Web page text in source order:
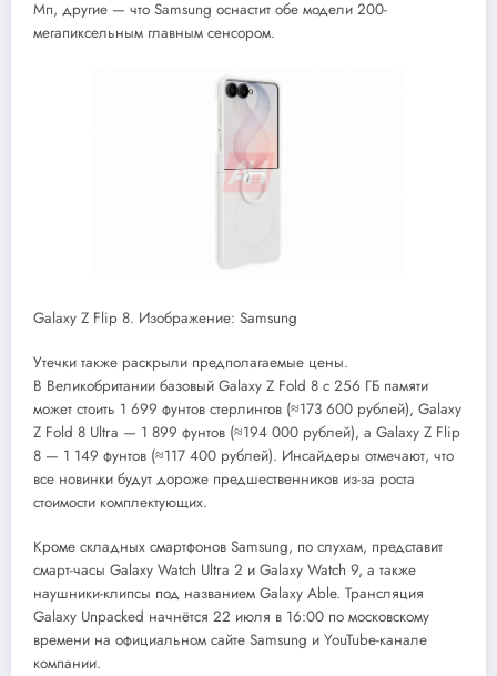
Мп, другие — что Samsung оснастит обе модели 200-
мегапиксельным главным сенсором.
Galaxy Z Flip 8. Изображение: Samsung
Утечки также раскрыли предполагаемые цены.
В Великобритании базовый Galaxy Z Fold 8 с 256 ГБ памяти
может стоить 1 699 фунтов стерлингов (≈173 600 рублей), Galaxy
Z Fold 8 Ultra — 1 899 фунтов (≈194 000 рублей), а Galaxy Z Flip
8 — 1 149 фунтов (≈117 400 рублей). Инсайдеры отмечают, что
все новинки будут дороже предшественников из-за роста
стоимости комплектующих.
Кроме складных смартфонов Samsung, по слухам, представит
смарт-часы Galaxy Watch Ultra 2 и Galaxy Watch 9, а также
наушники-клипсы под названием Galaxy Able. Трансляция
Galaxy Unpacked начнётся 22 июля в 16:00 по московскому
времени на официальном сайте Samsung и YouTube-канале
компании.